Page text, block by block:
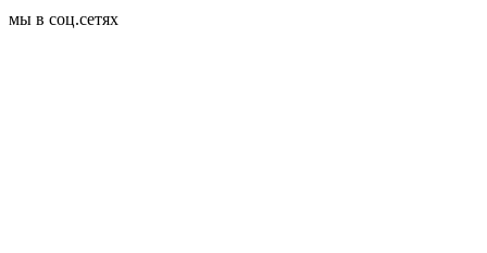
мы в соц.сетях